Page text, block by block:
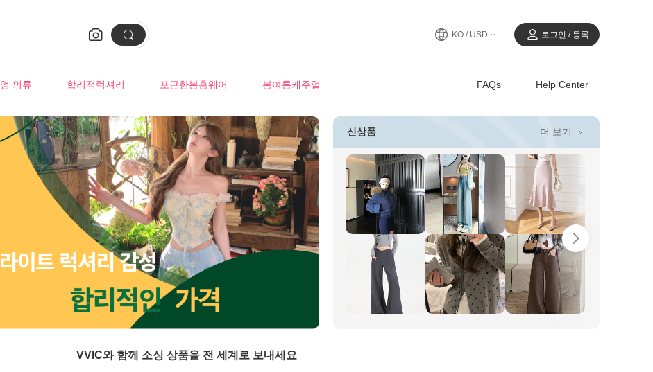
  KO / USD 로그인 / 등록
의류 합리적럭셔리 포근한봄홈웨어 봄여름캐주얼 FAQs Help Center
신상품 더 보기 
VVIC와 함께 소싱 상품을 전 세계로 보내세요